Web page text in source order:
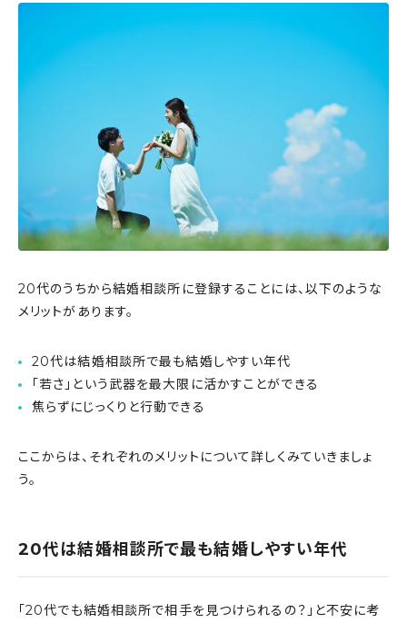
20代のうちから結婚相談所に登録することには、以下のような
メリットがあります。
20代は結婚相談所で最も結婚しやすい年代
「若さ」という武器を最大限に活かすことができる
焦らずにじっくりと行動できる
ここからは、それぞれのメリットについて詳しくみていきましょ
う。
20代は結婚相談所で最も結婚しやすい年代
「20代でも結婚相談所で相手を見つけられるの？」と不安に考